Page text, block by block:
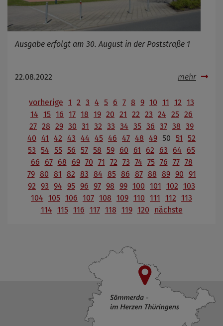
Ausgabe erfolgt am 30. August in der Poststraße 1
22.08.2022 mehr
vorherige 1 2 3 4 5 6 7 8 9 10 11 12 13
14 15 16 17 18 19 20 21 22 23 24 25 26
27 28 29 30 31 32 33 34 35 36 37 38 39
40 41 42 43 44 45 46 47 48 49 50 51
52
53 54 55 56 57 58 59 60 61 62 63 64
65
66
67 68 69 70 71 72 73 74 75 76 77 78
79 80 81 82 83 84 85 86 87 88 89 90 91
92 93 94 95 96 97 98 99 100 101 102 103
104 105 106 107 108 109 110 111 112 113
114 115 116 117 118 119 120 nächste